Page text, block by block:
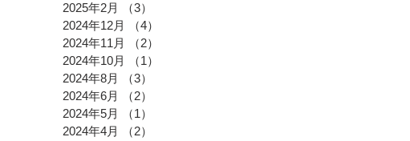
2025年2月
（3）
2024年12月
（4）
2024年11月
（2）
2024年10月
（1）
2024年8月
（3）
2024年6月
（2）
2024年5月
（1）
2024年4月
（2）